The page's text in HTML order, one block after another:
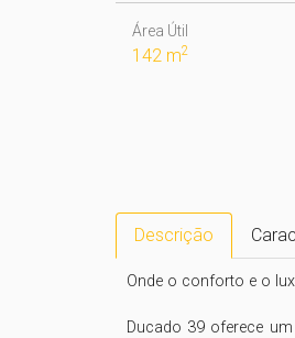
Área Útil
142 m2
Descrição
Onde o conforto e o
Ducado 39 oferece